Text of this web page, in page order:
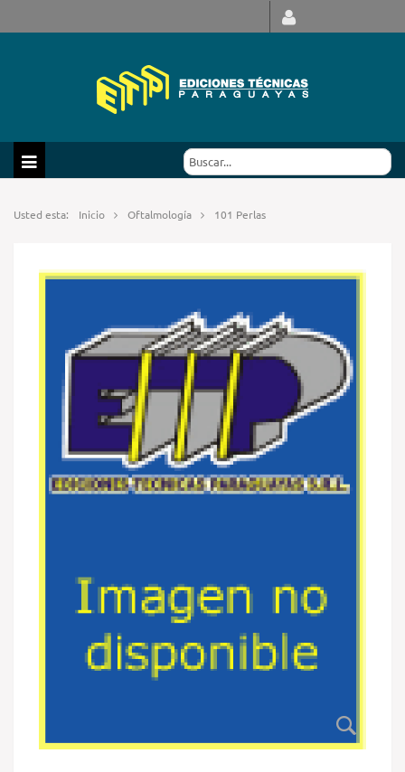
Usted esta: Inicio Oftalmología 101 Perlas